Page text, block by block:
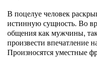
В поцелуе человек
истинную сущность. Во
общения как мужчины,
произвести впечатление
Произносятся уместные